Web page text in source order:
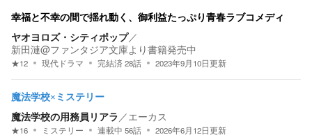
幸福と不幸の間で揺れ動く、御利益たっぷり青春ラブコメディ
ヤオヨロズ・シティポップ／
新田漣@ファンタジア文庫より書籍発売中
★12 現代ドラマ 完結済28話 2023年9月10日更新
魔法学校×ミステリー
魔法学校の用務員リアラ ／エーカス
★16 ミステリー 連載中 56話 2026年6月12日更新